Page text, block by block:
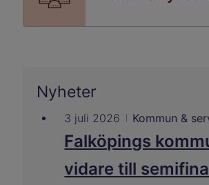
Nyheter
3 juli 2026 Kommun &
Falköpings
vidare till